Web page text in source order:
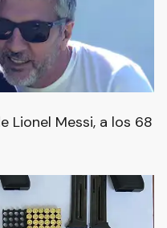
Lionel Messi, a los 68